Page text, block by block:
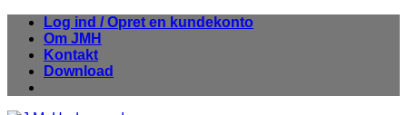
Fortsæt
indhold
Log ind / Opret en kundekonto
Om JMH
Kontakt
Download